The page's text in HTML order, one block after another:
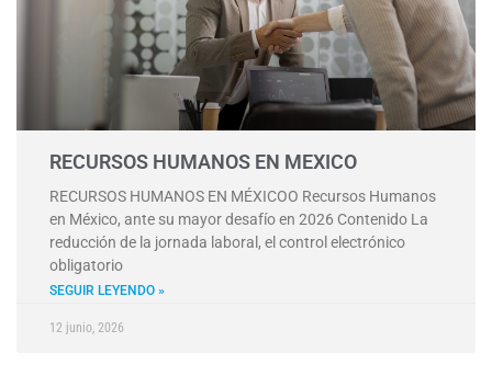
RECURSOS HUMANOS EN MEXICO
RECURSOS HUMANOS EN MÉXICOO Recursos Humanos
en México, ante su mayor desafío en 2026 Contenido La
reducción de la jornada laboral, el control electrónico
obligatorio
SEGUIR LEYENDO »
12 junio, 2026